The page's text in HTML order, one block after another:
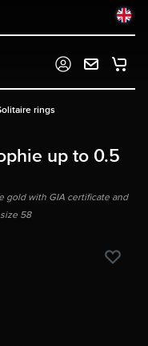
rings
up to 0.5
gold with GIA certificate and
58